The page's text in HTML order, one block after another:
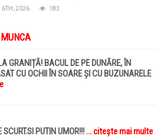
6TH, 2026 183
GRANIȚĂ! BACUL DE PE DUNĂRE, ÎN
CU OCHII ÎN SOARE ȘI CU BUZUNARELE
SCURT.SI PUTIN UMOR!!!... citește mai multe